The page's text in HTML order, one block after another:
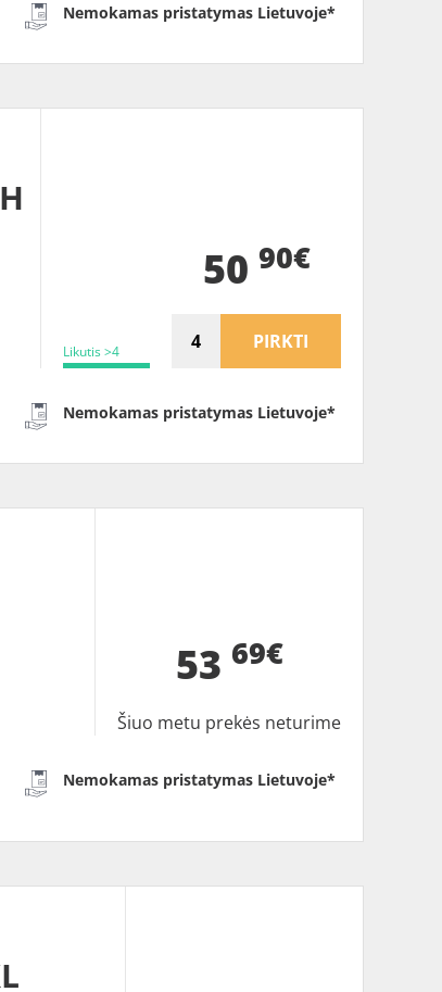
Nemokamas pristatymas Lietuvoje*
Likutis >4
50 90€
PIRKTI
Nemokamas pristatymas Lietuvoje*
53 69€
Šiuo metu prekės neturime
Nemokamas pristatymas Lietuvoje*